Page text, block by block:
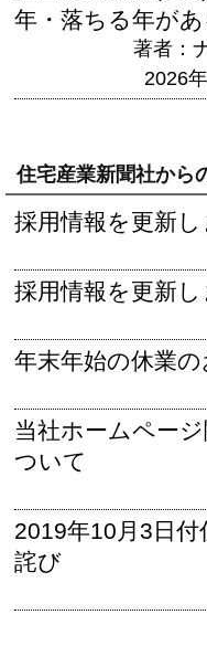
年・落ちる年が
著者：
2026
住宅産業新聞社から
採用情報を更新し
採用情報を更新し
年末年始の休業
当社ホームペー
ついて
2019年10月3日
詫び